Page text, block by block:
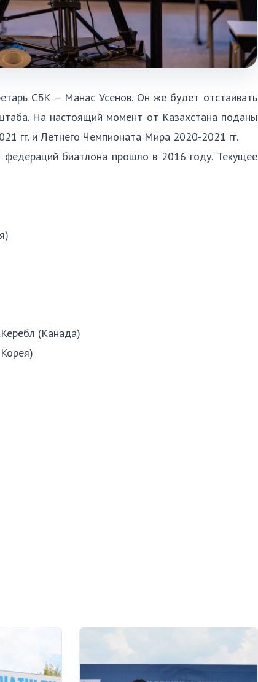
СБК – Манас Усенов. Он же будет отстаивать
На настоящий момент от Казахстана поданы
гг. и Летнего Чемпионата Мира 2020-2021 гг.
биатлона прошло в 2016 году. Текущее
(Канада)